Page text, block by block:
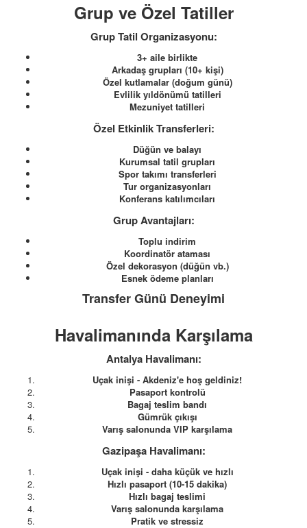
Grup ve Özel Tatiller
Grup Tatil Organizasyonu:
3+ aile birlikte
Arkadaş grupları (10+ kişi)
Özel kutlamalar (doğum günü)
Evlilik yıldönümü tatilleri
Mezuniyet tatilleri
Özel Etkinlik Transferleri:
Düğün ve balayı
Kurumsal tatil grupları
Spor takımı transferleri
Tur organizasyonları
Konferans katılımcıları
Grup Avantajları:
Toplu indirim
Koordinatör ataması
Özel dekorasyon (düğün vb.)
Esnek ödeme planları
Transfer Günü Deneyimi
Havalimanında Karşılama
Antalya Havalimanı:
Uçak inişi - Akdeniz'e hoş geldiniz!
Pasaport kontrolü
Bagaj teslim bandı
Gümrük çıkışı
Varış salonunda VIP karşılama
Gazipaşa Havalimanı:
Uçak inişi - daha küçük ve hızlı
Hızlı pasaport (10-15 dakika)
Hızlı bagaj teslimi
Varış salonunda karşılama
Pratik ve stressiz